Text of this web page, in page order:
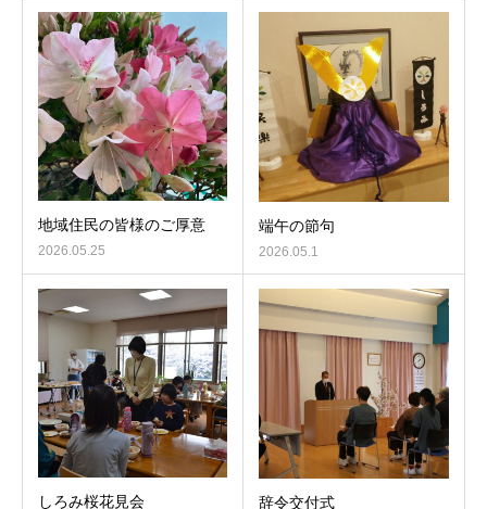
地域住民の皆様のご厚意
2026.05.25
端午の節句
2026.05.1
しろみ桜花見会 辞令交付式